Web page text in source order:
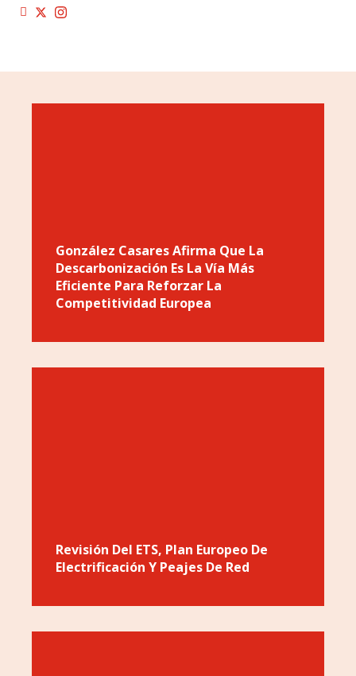
González Casares Afirma Que La
Descarbonización Es La Vía Más
Eficiente Para Reforzar La
Competitividad Europea
Revisión Del ETS, Plan Europeo De
Electrificación Y Peajes De Red